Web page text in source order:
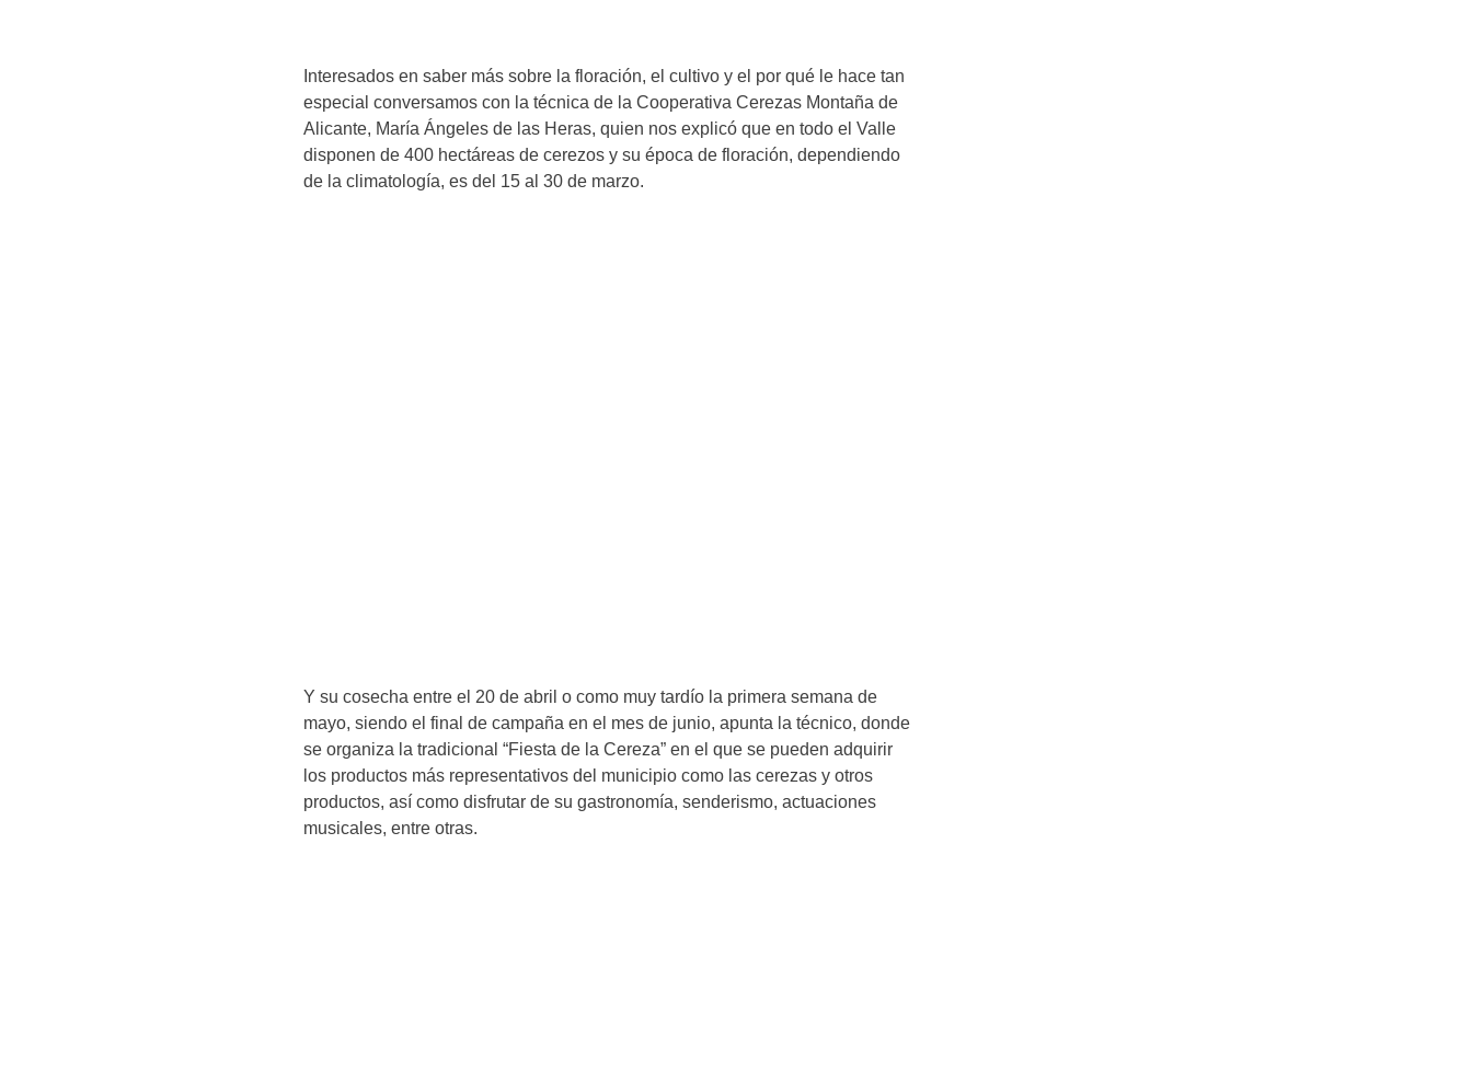
Interesados en saber más sobre la floración, el cultivo y el por qué le hace tan
especial conversamos con la técnica de la Cooperativa Cerezas Montaña de
Alicante, María Ángeles de las Heras, quien nos explicó que en todo el Valle
disponen de 400 hectáreas de cerezos y su época de floración, dependiendo
de la climatología, es del 15 al 30 de marzo.
Y su cosecha entre el 20 de abril o como muy tardío la primera semana de
mayo, siendo el final de campaña en el mes de junio, apunta la técnico, donde
se organiza la tradicional “Fiesta de la Cereza” en el que se pueden adquirir
los productos más representativos del municipio como las cerezas y otros
productos, así como disfrutar de su gastronomía, senderismo, actuaciones
musicales, entre otras.